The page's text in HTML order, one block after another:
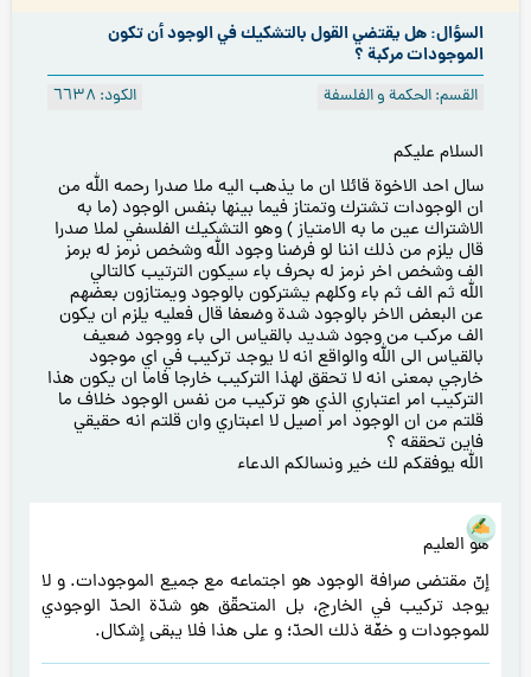
السؤال: هل يقتضي القول بالتشكيك في الوجود أن تكون
الموجودات مركبة ؟
الكود: ٦٦۳۸ القسم: الحكمة و الفلسفة
السلام عليكم
سال احد الاخوة قائلا ان ما يذهب اليه ملا صدرا رحمه الله من
ان الوجودات تشترك وتمتاز فيما بينها بنفس الوجود (ما به
الاشتراك عين ما به الامتياز ) وهو التشكيك الفلسفي لملا صدرا
قال يلزم من ذلك اننا لو فرضنا وجود الله وشخص نرمز له برمز
الف وشخص اخر نرمز له بحرف باء سيكون الترتيب كالتالي
الله ثم الف ثم باء وكلهم يشتركون بالوجود ويمتازون بعضهم
عن البعض الاخر بالوجود شدة وضعفا قال فعليه يلزم ان يكون
الف مركب من وجود شديد بالقياس الى باء ووجود ضعيف
بالقياس الى الله والواقع انه لا يوجد تركيب في اي موجود
خارجي بمعنى انه لا تحقق لهذا التركيب خارجا فاما ان يكون هذا
التركيب امر اعتباري الذي هو تركيب من نفس الوجود خلاف ما
قلتم من ان الوجود امر اصيل لا اعبتاري وان قلتم انه حقيقي
فاين تحققه ؟
الله يوفقكم لك خير ونسالكم الدعاء
هو العليم
إنّ مقتضى صرافة الوجود هو اجتماعه مع جميع الموجودات. و لا
يوجد تركيب في الخارج، بل المتحقّق هو شدّة الحدّ الوجودي
للموجودات و خفّة ذلك الحدّ؛ و على هذا فلا يبقى إشكال.